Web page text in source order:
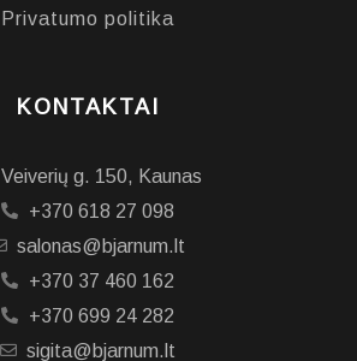
Privatumo politika
KONTAKTAI
Veiverių g. 150, Kaunas
+370 618 27 098
salonas@bjarnum.lt
+370 37 460 162
+370 699 24 282
sigita@bjarnum.lt